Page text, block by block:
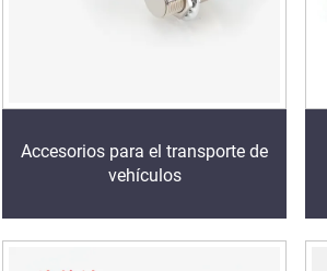
Accesorios para el transporte de
vehículos